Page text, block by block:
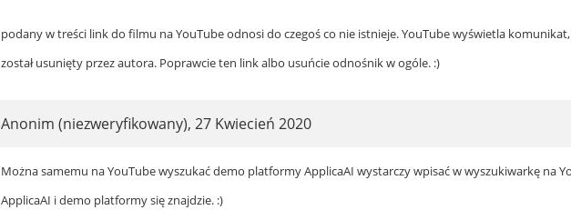
podany w treści link do filmu na YouTube odnosi do czegoś co nie istnieje. YouTube wyświetla
został usunięty przez autora. Poprawcie ten link albo usuńcie odnośnik w ogóle. :)
Anonim (niezweryfikowany), 27 Kwiecień 2020
Można samemu na YouTube wyszukać demo platformy ApplicaAI wystarczy wpisać w wyszukiwarkę na
ApplicaAI i demo platformy się znajdzie. :)